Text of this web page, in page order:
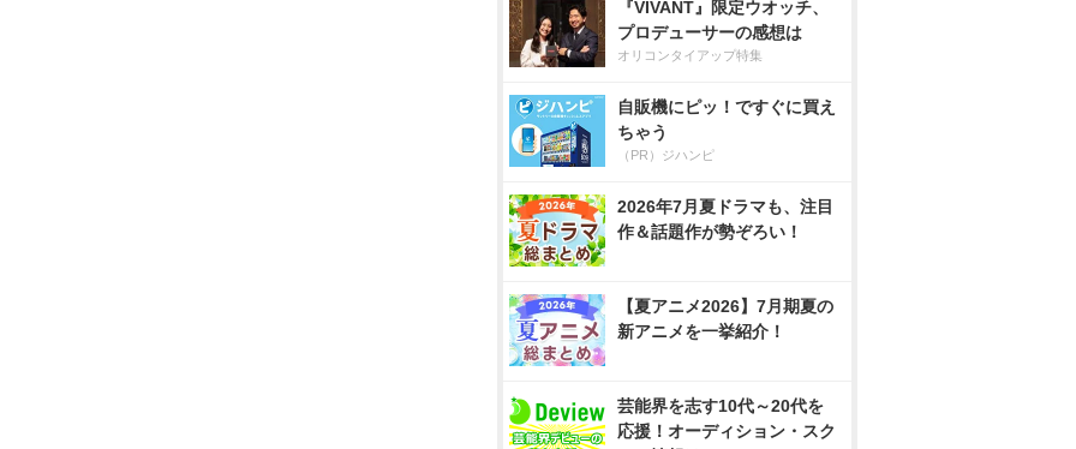
『VIVANT』限定ウオッチ、
プロデューサーの感想は
オリコンタイアップ特集
自販機にピッ！ですぐに買え
ちゃう
（PR）ジハンピ
2026年7月夏ドラマも、注目
作＆話題作が勢ぞろい！
【夏アニメ2026】7月期夏の
新アニメを一挙紹介！
芸能界を志す10代～20代を
応援！オーディション・スク